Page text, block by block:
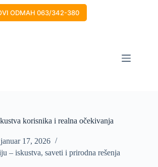
ODMAH 063/342-380
korisnika i realna očekivanja
januar 17, 2026
– iskustva, saveti i prirodna rešenja